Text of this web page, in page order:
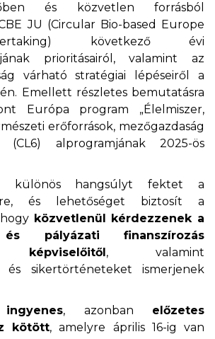
és közvetlen forrásból
JU (Circular Bio-based Europe
következő évi
prioritásairól, valamint az
várható stratégiai lépéseiről a
Emellett részletes bemutatásra
Európa program „Élelmiszer,
erőforrások, mezőgazdaság
(CL6) alprogramjának 2025-ös
különös hangsúlyt fektet a
és lehetőséget biztosít a
közvetlenül kérdezzenek a
és pályázati finanszírozás
, valamint
és sikertörténeteket ismerjenek
ingyenes, azonban előzetes
kötött, amelyre április 16-ig van